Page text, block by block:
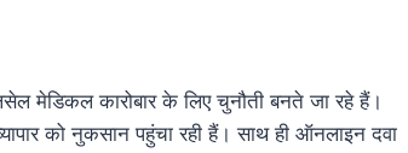
मेडिकल कारोबार के लिए चुनौती बनते जा रहे हैं।
को नुकसान पहुंचा रही हैं। साथ ही ऑनलाइन दवा